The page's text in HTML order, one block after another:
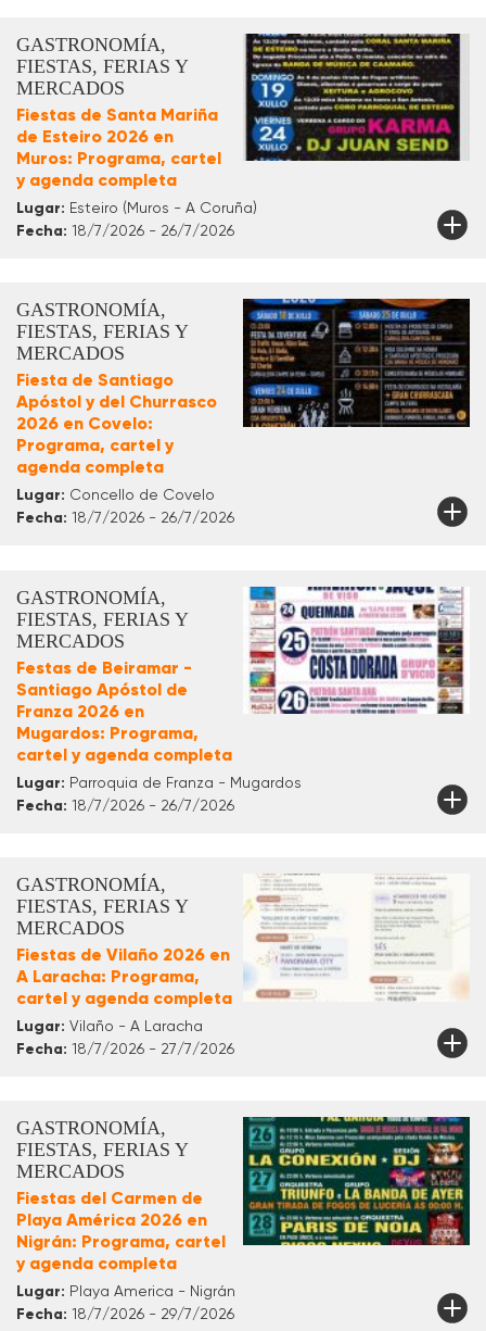
GASTRONOMÍA,
FIESTAS, FERIAS Y
MERCADOS
Fiestas de Santa Mariña
de Esteiro 2026 en
Muros: Programa, cartel
y agenda completa
Lugar: Esteiro (Muros - A Coruña)
Fecha: 18/7/2026 - 26/7/2026
GASTRONOMÍA,
FIESTAS, FERIAS Y
MERCADOS
Fiesta de Santiago
Apóstol y del Churrasco
2026 en Covelo:
Programa, cartel y
agenda completa
Lugar: Concello de Covelo
Fecha: 18/7/2026 - 26/7/2026
GASTRONOMÍA,
FIESTAS, FERIAS Y
MERCADOS
Festas de Beiramar -
Santiago Apóstol de
Franza 2026 en
Mugardos: Programa,
cartel y agenda completa
Lugar: Parroquia de Franza - Mugardos
Fecha: 18/7/2026 - 26/7/2026
GASTRONOMÍA,
FIESTAS, FERIAS Y
MERCADOS
Fiestas de Vilaño 2026 en
A Laracha: Programa,
cartel y agenda completa
Lugar: Vilaño - A Laracha
Fecha: 18/7/2026 - 27/7/2026
GASTRONOMÍA,
FIESTAS, FERIAS Y
MERCADOS
Fiestas del Carmen de
Playa América 2026 en
Nigrán: Programa, cartel
y agenda completa
Lugar: Playa America - Nigrán
Fecha: 18/7/2026 - 29/7/2026